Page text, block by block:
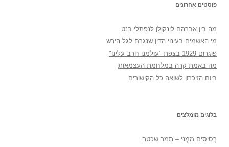
פוסטים אחרונים
מה בין אברהם לינקולן לנפתלי בנט
מי האשמים בעינוי הדין שנגרם לגל הירש
פוגרום 1929 בצפת "עולמנו חרב עלינו"
מה באמת קרה במלחמת העצמאות
ביום הזיכרון לשואה כל הקישורים
בלוגים מומלצים
רְסִיסִים מִמֶנִי – תמר שכטר